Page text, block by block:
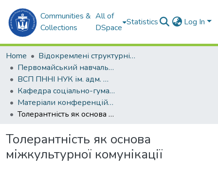
Communities &
Collections
All of
DSpace
Statistics Log In
Home
Відокремлені структурні підрозділи НУК ім. адм. Макарова
Первомайський навчально-науковий інститут НУК ім. адм. Макарова (ПННІ НУК)
ВСП ПННІ НУК ім. адм. Макарова
Кафедра соціально-гуманітарних дисциплін (СГД)
Матеріали конференцій (СДГ)
Толерантність як основа міжкультурної комунікації
Толерантність як основа
міжкультурної комунікації